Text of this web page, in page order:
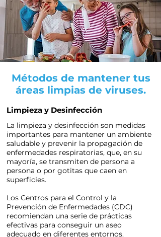
Métodos de mantener tus
áreas limpias de viruses.
Limpieza y Desinfección
La limpieza y desinfección son medidas
importantes para mantener un ambiente
saludable y prevenir la propagación de
enfermedades respiratorias, que, en su
mayoría, se transmiten de persona a
persona o por gotitas que caen en
superficies.
Los Centros para el Control y la
Prevención de Enfermedades (CDC)
recomiendan una serie de prácticas
efectivas para conseguir un aseo
adecuado en diferentes entornos.